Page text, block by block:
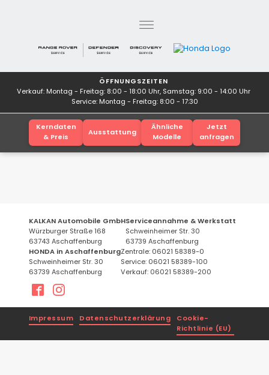
ÖFFNUNGSZEITEN
Verkauf: Montag - Freitag: 8:00 - 18:00 Uhr, Samstag: 9:00 - 14:00 Uhr
Service: Montag - Freitag: 8:00 - 17:30
Kerndaten
& Preis
Ausstattung
Ähnliche
Modelle
Jetzt
anfragen
KALKAN Automobile GmbH
Würzburger Straße 168
63743 Aschaffenburg
Serviceannahme & Werkstatt
Schweinheimer Str. 30
63739 Aschaffenburg
HONDA in Aschaffenburg
Schweinheimer Str. 30
63739 Aschaffenburg
Zentrale: 06021 58389-0
Service: 06021 58389-100
Verkauf: 06021 58389-200
Impressum Datenschutzerklärung
Cookie-
Richtlinie (EU)